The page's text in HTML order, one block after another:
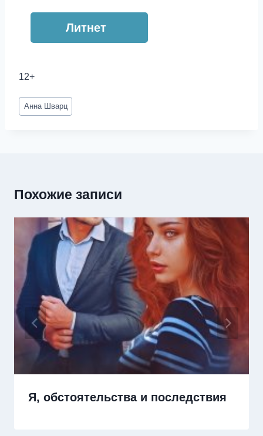
Литнет
12+
Метки
записи:
Анна Шварц
Похожие записи
Я, обстоятельства и последствия